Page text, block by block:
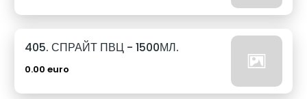
405. СПРАЙТ ПВЦ - 1500МЛ.
0.00 euro